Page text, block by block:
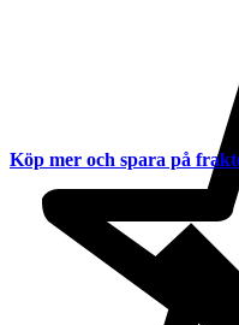
Köp mer och spara på